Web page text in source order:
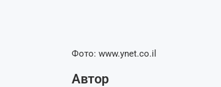
Фото: www.ynet.co.il
Автор